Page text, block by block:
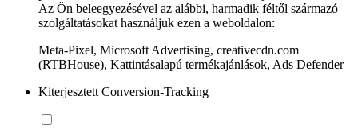
Az Ön beleegyezésével az alábbi, harmadik féltől származó
szolgáltatásokat használjuk ezen a weboldalon:
Meta-Pixel, Microsoft Advertising, creativecdn.com
(RTBHouse), Kattintásalapú termékajánlások, Ads Defender
Kiterjesztett Conversion-Tracking